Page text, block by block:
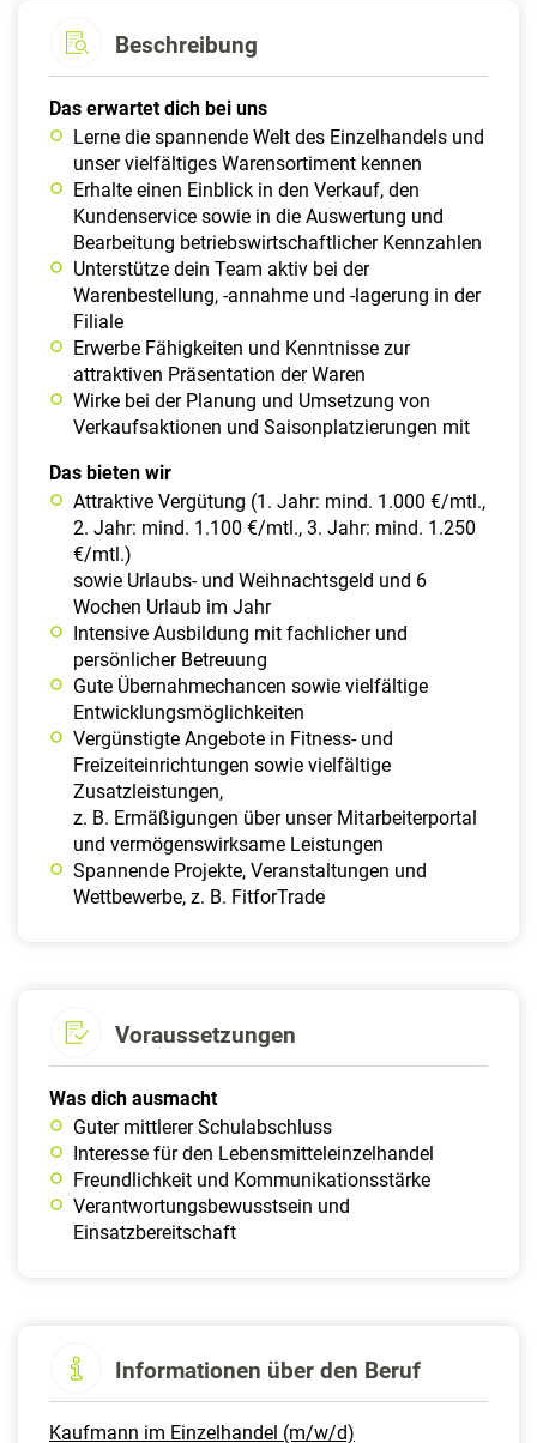
Beschreibung
Das erwartet dich bei uns
Lerne die spannende Welt des Einzelhandels und
unser vielfältiges Warensortiment kennen
Erhalte einen Einblick in den Verkauf, den
Kundenservice sowie in die Auswertung und
Bearbeitung betriebswirtschaftlicher Kennzahlen
Unterstütze dein Team aktiv bei der
Warenbestellung, -annahme und -lagerung in der
Filiale
Erwerbe Fähigkeiten und Kenntnisse zur
attraktiven Präsentation der Waren
Wirke bei der Planung und Umsetzung von
Verkaufsaktionen und Saisonplatzierungen mit
Das bieten wir
Attraktive Vergütung (1. Jahr: mind. 1.000 €/mtl.,
2. Jahr: mind. 1.100 €/mtl., 3. Jahr: mind. 1.250
€/mtl.)
sowie Urlaubs- und Weihnachtsgeld und 6
Wochen Urlaub im Jahr
Intensive Ausbildung mit fachlicher und
persönlicher Betreuung
Gute Übernahmechancen sowie vielfältige
Entwicklungsmöglichkeiten
Vergünstigte Angebote in Fitness- und
Freizeiteinrichtungen sowie vielfältige
Zusatzleistungen,
z. B. Ermäßigungen über unser Mitarbeiterportal
und vermögenswirksame Leistungen
Spannende Projekte, Veranstaltungen und
Wettbewerbe, z. B. FitforTrade
Voraussetzungen
Was dich ausmacht
Guter mittlerer Schulabschluss
Interesse für den Lebensmitteleinzelhandel
Freundlichkeit und Kommunikationsstärke
Verantwortungsbewusstsein und
Einsatzbereitschaft
Informationen über den Beruf
Kaufmann im Einzelhandel (m/w/d)